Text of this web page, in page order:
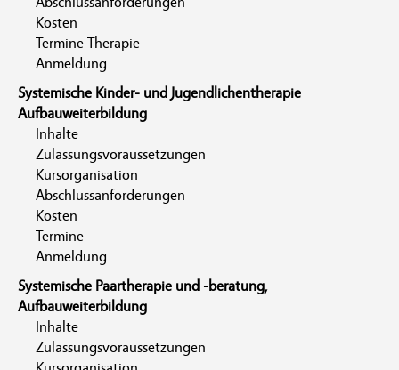
Kosten
Termine Therapie
Anmeldung
Systemische Kinder- und Jugendlichentherapie
Aufbauweiterbildung
Inhalte
Zulassungsvoraussetzungen
Kursorganisation
Abschlussanforderungen
Kosten
Termine
Anmeldung
Systemische Paartherapie und -beratung,
Aufbauweiterbildung
Inhalte
Zulassungsvoraussetzungen